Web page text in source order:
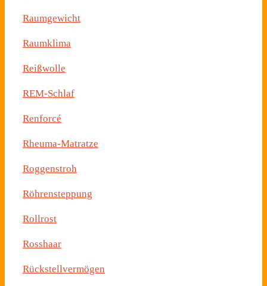
Raumgewicht
Raumklima
Reißwolle
REM-Schlaf
Renforcé
Rheuma-Matratze
Roggenstroh
Röhrensteppung
Rollrost
Rosshaar
Rückstellvermögen